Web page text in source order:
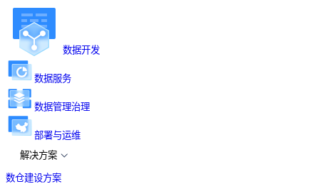
数据开发
数据服务
数据管理治理
部署与运维
解决方案
数仓建设方案